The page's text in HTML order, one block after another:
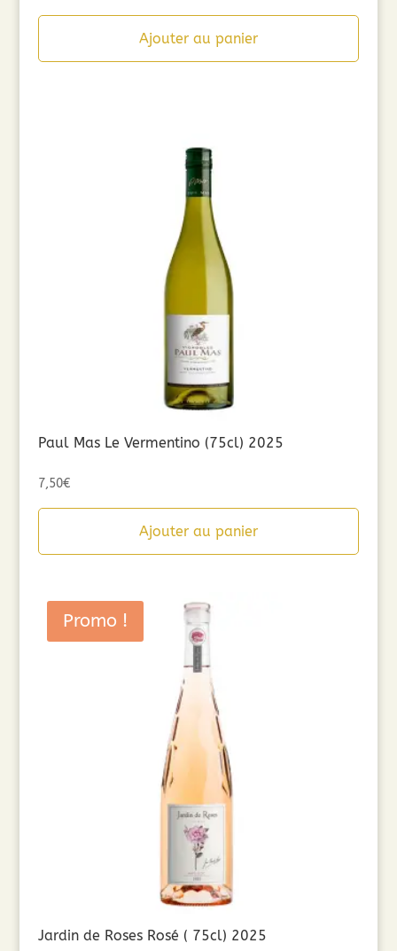
Ajouter au panier
Paul Mas Le Vermentino (75cl) 2025
7,50€
Ajouter au panier
Promo !
Jardin de Roses Rosé ( 75cl) 2025